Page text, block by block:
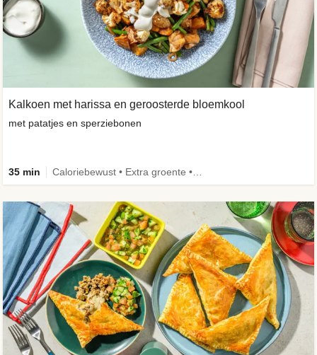
Kalkoen met harissa en geroosterde bloemkool
met patatjes en sperziebonen
35 min